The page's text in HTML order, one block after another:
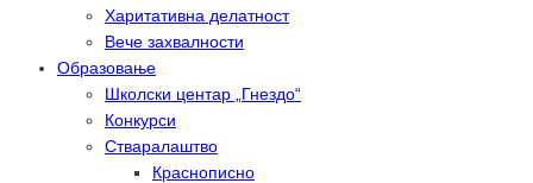
Харитативна делатност
Вече захвалности
Образовање
Школски центар „Гнездо“
Конкурси
Стваралаштво
Краснописно